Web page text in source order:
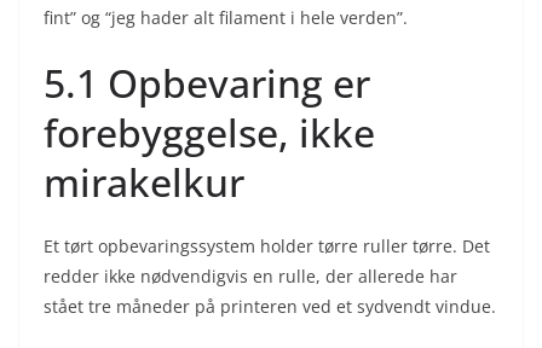
fint” og “jeg hader alt filament i hele verden”.
5.1 Opbevaring er
forebyggelse, ikke
mirakelkur
Et tørt opbevaringssystem holder tørre ruller tørre. Det
redder ikke nødvendigvis en rulle, der allerede har
stået tre måneder på printeren ved et sydvendt vindue.